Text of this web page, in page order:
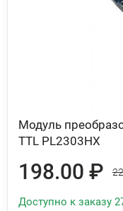
Модуль
TTL PL2303HX
198.00 ₽
Доступно к заказу